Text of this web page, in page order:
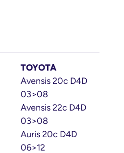
TOYOTA
Avensis 20c D4D
03>08
Avensis 22c D4D
03>08
Auris 20c D4D
06>12